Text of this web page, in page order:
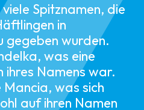
Spitznamen, die
in
gegeben wurden.
was eine
ihres Namens war.
was sich
auf ihren Namen